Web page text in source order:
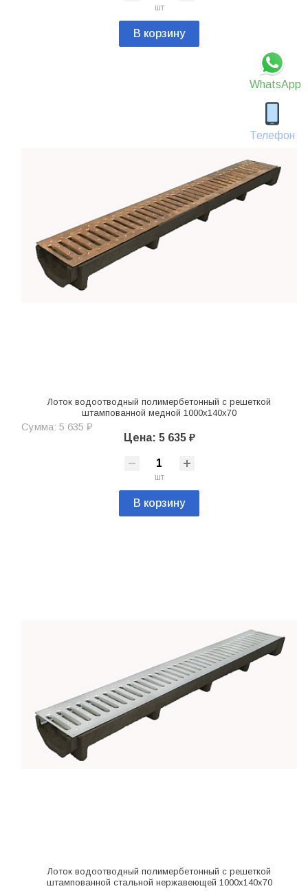
WhatsApp
Телефон
шт
В корзину
Лоток водоотводный полимербетонный с решеткой
штампованной медной 1000х140х70
Сумма: 5 635 ₽
Цена: 5 635 ₽
шт
В корзину
Лоток водоотводный полимербетонный с решеткой
штампованной стальной нержавеющей 1000х140х70